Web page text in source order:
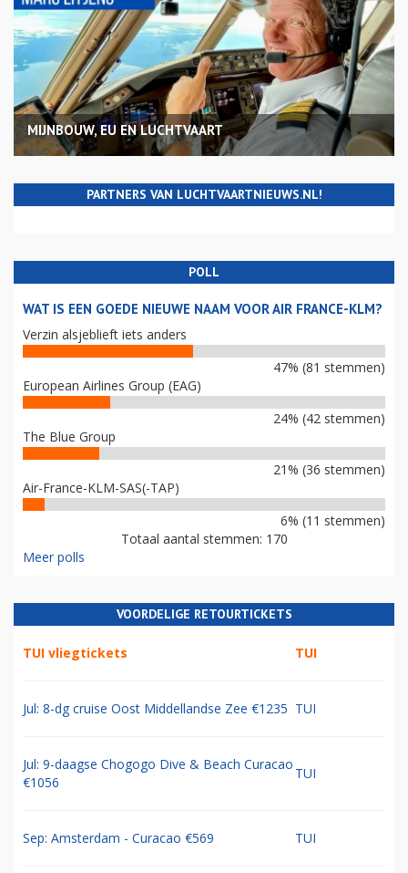
MIJNBOUW, EU EN LUCHTVAART
PARTNERS VAN LUCHTVAARTNIEUWS.NL!
POLL
WAT IS EEN GOEDE NIEUWE NAAM VOOR AIR FRANCE-KLM?
Verzin alsjeblieft iets anders
47% (81 stemmen)
European Airlines Group (EAG)
24% (42 stemmen)
The Blue Group
21% (36 stemmen)
Air-France-KLM-SAS(-TAP)
6% (11 stemmen)
Totaal aantal stemmen: 170
Meer polls
VOORDELIGE RETOURTICKETS
TUI vliegtickets TUI
Jul: 8-dg cruise Oost Middellandse Zee €1235 TUI
Jul: 9-daagse Chogogo Dive & Beach Curacao
€1056
TUI
Sep: Amsterdam - Curacao €569 TUI